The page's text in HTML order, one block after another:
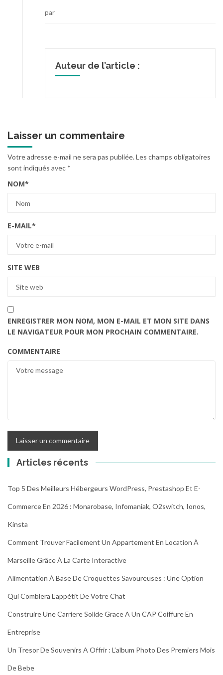
par
Auteur de l’article :
Laisser un commentaire
Votre adresse e-mail ne sera pas publiée.Les champs obligatoires
sont indiqués avec *
NOM*
E-MAIL*
SITE WEB
ENREGISTRER MON NOM, MON E-MAIL ET MON SITE DANS
LE NAVIGATEUR POUR MON PROCHAIN COMMENTAIRE.
COMMENTAIRE
Articles récents
Top 5 Des Meilleurs Hébergeurs WordPress, Prestashop Et E-
Commerce En 2026 : Monarobase, Infomaniak, O2switch, Ionos,
Kinsta
Comment Trouver Facilement Un Appartement En Location À
Marseille Grâce À La Carte Interactive
Alimentation À Base De Croquettes Savoureuses : Une Option
Qui Comblera L’appétit De Votre Chat
Construire Une Carriere Solide Grace A Un CAP Coiffure En
Entreprise
Un Tresor De Souvenirs A Offrir : L’album Photo Des Premiers Mois
De Bebe